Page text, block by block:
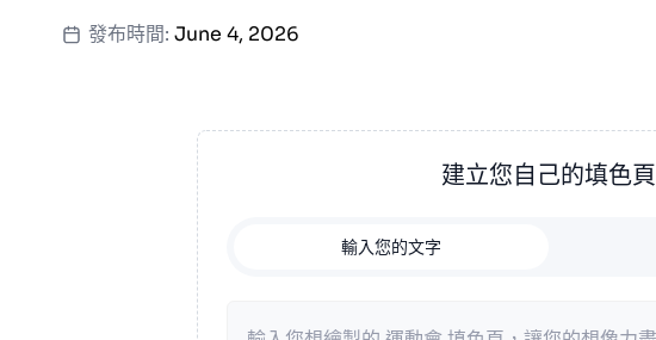
發布時間: June 4, 2026
建立您自己的填色頁
輸入您的文字